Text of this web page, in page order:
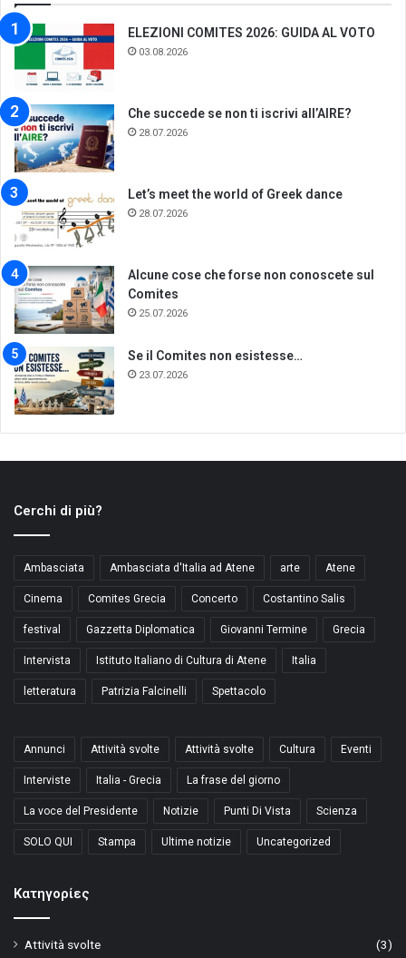
ELEZIONI COMITES 2026: GUIDA AL VOTO
03.08.2026
Che succede se non ti iscrivi all’AIRE?
28.07.2026
Let’s meet the world of Greek dance
28.07.2026
Alcune cose che forse non conoscete sul
Comites
25.07.2026
Se il Comites non esistesse…
23.07.2026
Cerchi di più?
Ambasciata Ambasciata d'Italia ad Atene arte Atene
Cinema Comites Grecia Concerto Costantino Salis
festival Gazzetta Diplomatica Giovanni Termine Grecia
Intervista Istituto Italiano di Cultura di Atene Italia
letteratura Patrizia Falcinelli Spettacolo
Annunci Attività svolte Attività svolte Cultura Eventi
Interviste Italia - Grecia La frase del giorno
La voce del Presidente Notizie Punti Di Vista Scienza
SOLO QUI Stampa Ultime notizie Uncategorized
Kατηγορίες
Attività svolte
(3)